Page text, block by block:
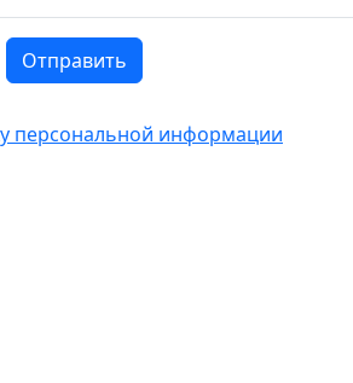
Отправить
персональной информации